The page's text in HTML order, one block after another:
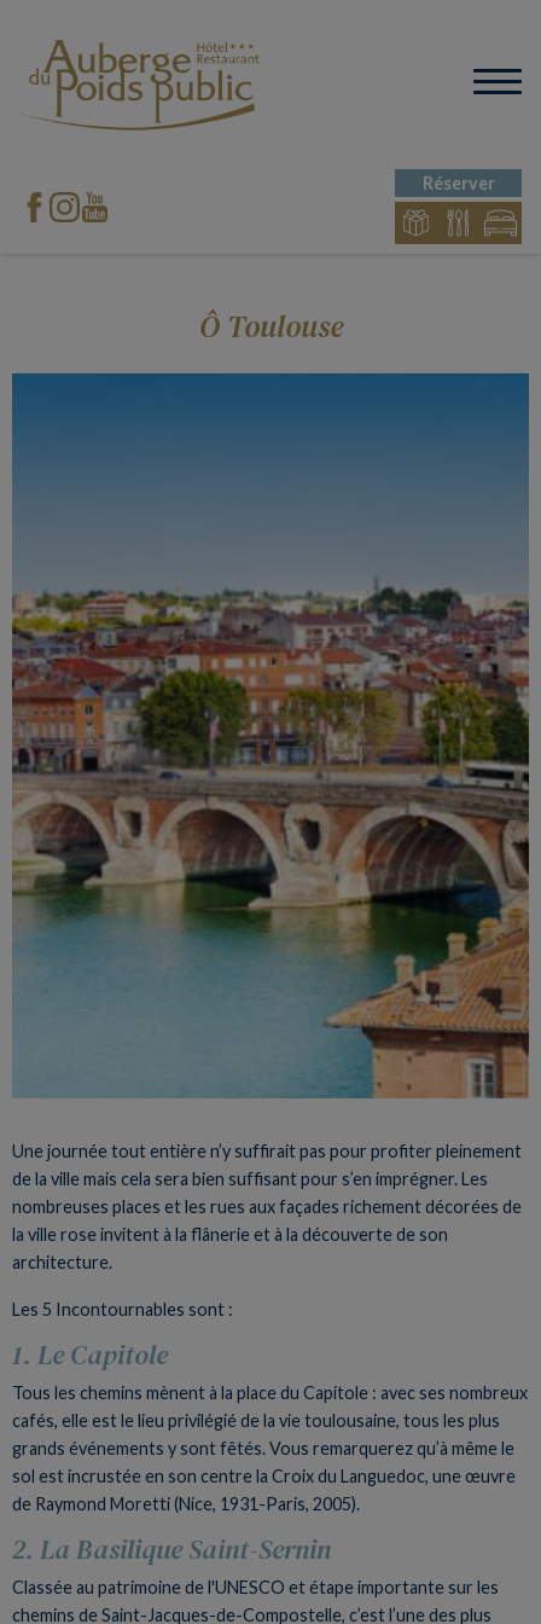
Réserver
Ô Toulouse
Une journée tout entière n’y suffirait pas pour profiter pleinement
de la ville mais cela sera bien suffisant pour s’en imprégner. Les
nombreuses places et les rues aux façades richement décorées de
la ville rose invitent à la flânerie et à la découverte de son
architecture.
Les 5 Incontournables sont :
1. Le Capitole
Tous les chemins mènent à la place du Capitole : avec ses nombreux
cafés, elle est le lieu privilégié de la vie toulousaine, tous les plus
grands événements y sont fêtés. Vous remarquerez qu’à même le
sol est incrustée en son centre la Croix du Languedoc, une œuvre
de Raymond Moretti (Nice, 1931-Paris, 2005).
2. La Basilique Saint-Sernin
Classée au patrimoine de l'UNESCO et étape importante sur les
chemins de Saint-Jacques-de-Compostelle, c’est l’une des plus